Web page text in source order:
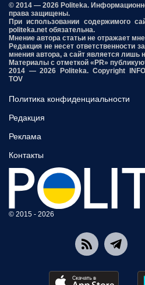
© 2014 — 2026 Politeka.
права защищены.
При использовании содержимого
politeka.net обязательна.
Мнение автора статьи не отражает
Редакция не несет ответственности
мнения автора, а сайт является
Материалы с отметкой «PR»
2014 — 2026 Politeka. Copyright
TOV
Политика конфиденциальности
Редакция
Реклама
Контакты
© 2015 - 2026